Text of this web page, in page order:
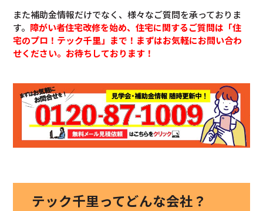
また補助金情報だけでなく、様々なご質問を承っておりま
す。 障がい者住宅改修を始め、住宅に関するご質問は「住
宅のプロ！テック千里」まで！まずはお気軽にお問い合わ
せください。お待ちしております！
テック千里ってどんな会社？